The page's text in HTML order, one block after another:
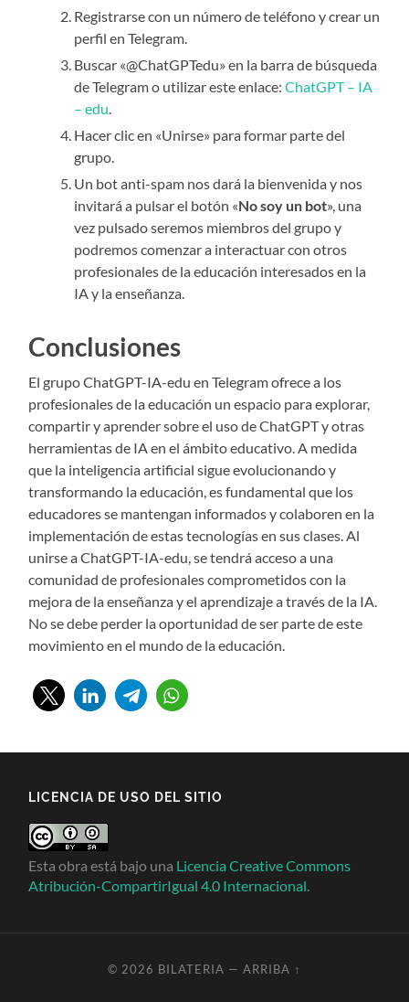
Registrarse con un número de teléfono y crear un
perfil en Telegram.
Buscar «@ChatGPTedu» en la barra de búsqueda
de Telegram o utilizar este enlace:ChatGPT – IA
– edu.
Hacer clic en «Unirse» para formar parte del
grupo.
Un bot anti-spam nos dará la bienvenida y nos
invitará a pulsar el botón «No soy un bot», una
vez pulsado seremos miembros del grupo y
podremos comenzar a interactuar con otros
profesionales de la educación interesados en la
IA y la enseñanza.
Conclusiones
El grupo ChatGPT-IA-edu en Telegram ofrece a los
profesionales de la educación un espacio para explorar,
compartir y aprender sobre el uso de ChatGPT y otras
herramientas de IA en el ámbito educativo. A medida
que la inteligencia artificial sigue evolucionando y
transformando la educación, es fundamental que los
educadores se mantengan informados y colaboren en la
implementación de estas tecnologías en sus clases. Al
unirse a ChatGPT-IA-edu, se tendrá acceso a una
comunidad de profesionales comprometidos con la
mejora de la enseñanza y el aprendizaje a través de la IA.
No se debe perder la oportunidad de ser parte de este
movimiento en el mundo de la educación.
LICENCIA DE USO DEL SITIO
Esta obra está bajo una Licencia Creative Commons
Atribución-CompartirIgual 4.0 Internacional.
© 2026 BILATERIA — ARRIBA ↑